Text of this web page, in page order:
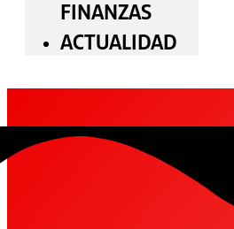
FINANZAS
ACTUALIDAD